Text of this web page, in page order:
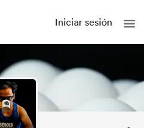
Iniciar sesión